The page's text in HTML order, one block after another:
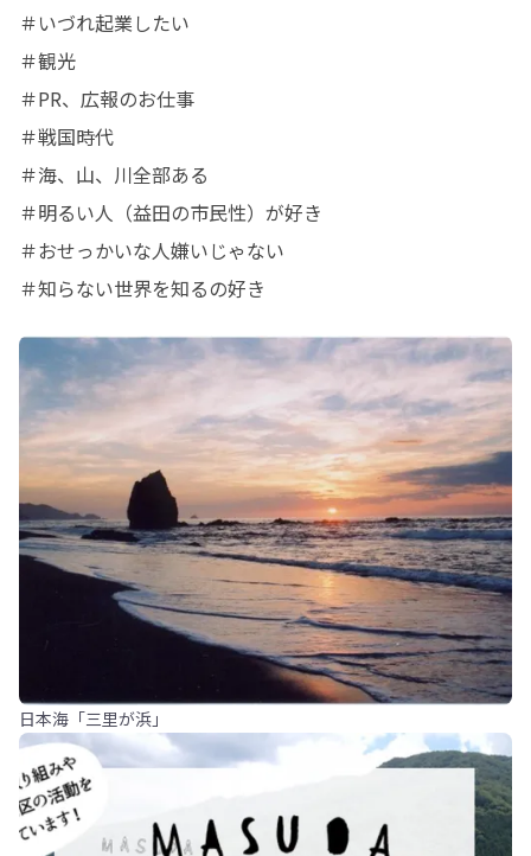
＃いづれ起業したい
＃観光
＃PR、広報のお仕事
＃戦国時代
＃海、山、川全部ある
＃明るい人（益田の市民性）が好き
＃おせっかいな人嫌いじゃない
＃知らない世界を知るの好き
日本海「三里が浜」